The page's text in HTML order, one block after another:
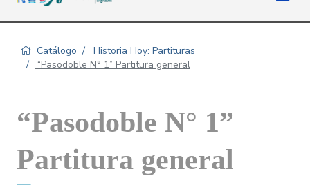
Catálogo
Historia Hoy: Partituras
“Pasodoble N° 1” Partitura general
“Pasodoble N° 1”
Partitura general